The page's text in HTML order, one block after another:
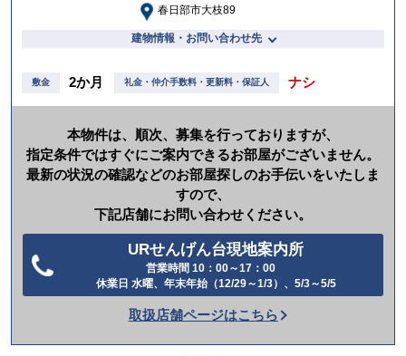
春日部市大枝89
建物情報・お問い合わせ先
敷金 2か月 礼金・仲介手数料・更新料・保証人 ナシ
本物件は、順次、募集を行っておりますが、
指定条件ではすぐにご案内できるお部屋がございません。
最新の状況の確認などのお部屋探しのお手伝いをいたしま
すので、
下記店舗にお問い合わせください。
URせんげん台現地案内所
営業時間 10：00～17：00
休業日 水曜、年末年始（12/29～1/3）、5/3～5/5
話
か
取扱店舗ページはこちら